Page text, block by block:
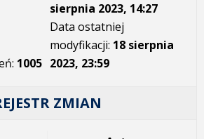
1005
sierpnia 2023, 14:27
Data ostatniej
modyfikacji: 18 sierpnia
2023, 23:59
ZMIAN